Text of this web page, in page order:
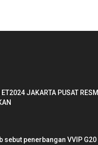
ET2024 JAKARTA PUSAT RESMI
sebut penerbangan VVIP G20